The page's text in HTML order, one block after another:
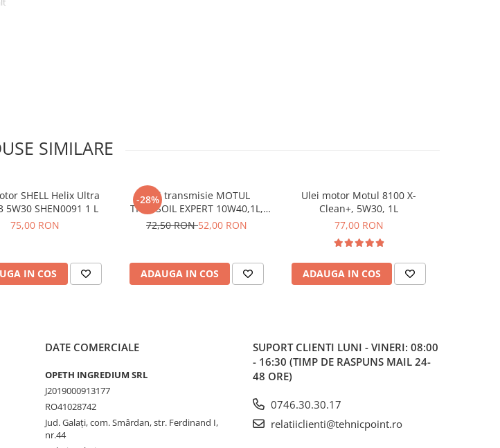
SIMILARE
SHELL Helix Ultra
5W30 SHEN0091 1 L
75,00 RON
IN COS
-28%
Ulei transmisie MOTUL
TRANSOIL EXPERT 10W40,1L,
semi sintetic
72,50 RON52,00 RON
ADAUGA IN COS
Ulei motor Motul 8100 X-
Clean+, 5W30, 1L
77,00 RON
ADAUGA IN COS
DATE COMERCIALE
OPETH INGREDIUM SRL
J2019000913177
RO41028742
Jud. Galaţi, com. Smârdan, str. Ferdinand I,
nr.44
SUPORT CLIENTI LUNI - VINERI: 08:00
- 16:30 (TIMP DE RASPUNS MAIL 24-
48 ORE)
0746.30.30.17
relatiiclienti@tehnicpoint.ro